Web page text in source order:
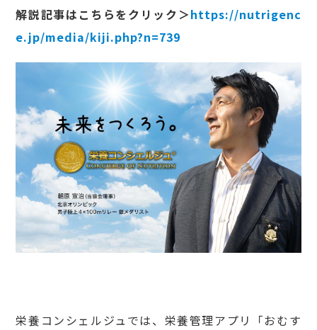
解説記事はこちらをクリック＞https://nutrigenc
e.jp/media/kiji.php?n=739
栄養コンシェルジュでは、栄養管理アプリ「おむす